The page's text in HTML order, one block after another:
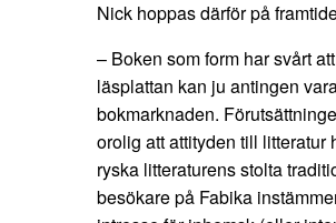
Nick hoppas därför på
– Boken som form har svårt
läsplattan kan ju antingen
bokmarknaden.
orolig att attityden till litteratur
ryska litteraturens stolta
besökare på Fabika